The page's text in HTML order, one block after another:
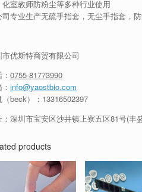
化室教师防粉尘等多种行业使用
司专业生产无硫手指套，无尘手指套，
市优斯特商贸有限公司
0755-81773990
info@yaostbio.com
（beck）：13316502397
：深圳市宝安区沙井镇上寮五区81号(丰
products